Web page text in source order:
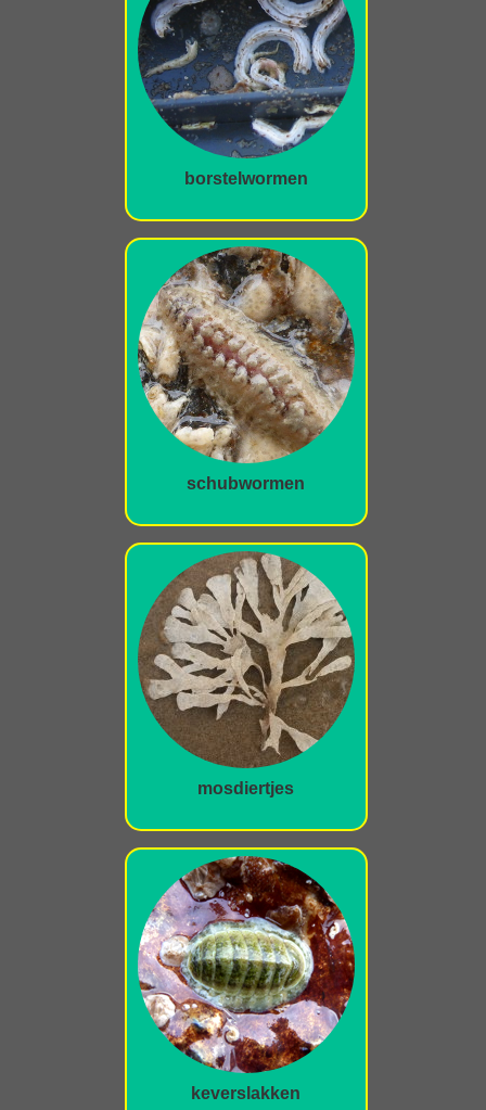
borstelwormen
schubwormen
mosdiertjes
keverslakken